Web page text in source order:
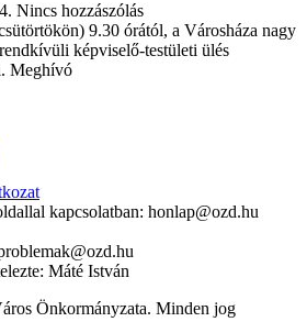
Nincs hozzászólás
9.30 órától, a Városháza nagy
képviselő-testületi ülés
Meghívó
kapcsolatban: honlap@ozd.hu
Máté István
Önkormányzata. Minden jog